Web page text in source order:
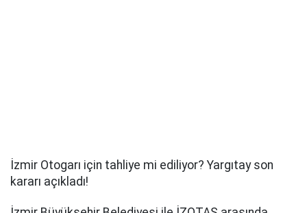
İzmir Otogarı için tahliye mi ediliyor? Yargıtay son
kararı açıkladı!